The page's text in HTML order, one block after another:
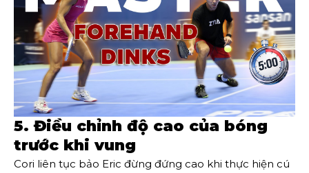
5. Điều chỉnh độ cao của bóng
trước khi vung
Cori liên tục bảo Eric đừng đứng cao khi thực hiện cú